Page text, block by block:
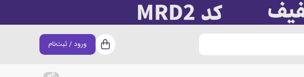
سبد خرید
ورود / ثبت‌نام